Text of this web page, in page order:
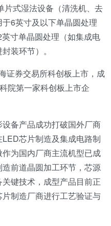
片式湿法设备（清洗机、去
6英寸及以下单晶圆处理
寸单晶圆处理（如集成电
装环节）。
证券交易所科创板上市，成
院第一家科创板上市企
备产品成功打破国外厂商
芯片制造及集成电路制
为国内厂商主流机型已成
前道晶圆加工环节，芯源
键技术，成型产品目前正
制造厂商进行工艺验证与